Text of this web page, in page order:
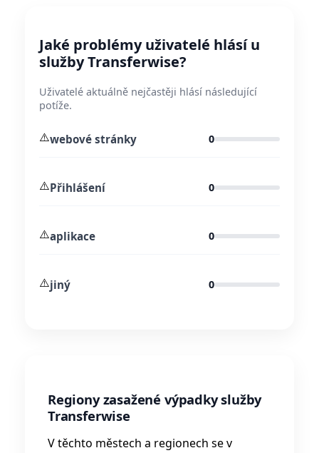
Jaké problémy uživatelé hlásí u
služby Transferwise?
Uživatelé aktuálně nejčastěji hlásí následující
potíže.
⚠️webové stránky 0
⚠️Přihlášení 0
⚠️aplikace 0
⚠️jiný 0
Regiony zasažené výpadky služby
Transferwise
V těchto městech a regionech se v